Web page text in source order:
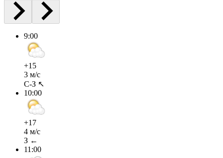
9:00
+15
3 м/с
С-З ↖
10:00
+17
4 м/с
З ←
11:00